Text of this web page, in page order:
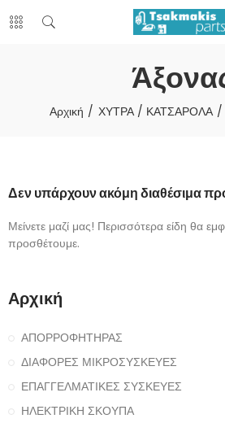
Αρχική ΧΥΤΡΑ / ΚΑΤΣΑΡΟΛΑ
Δεν υπάρχουν ακόμη διαθέσιμα
Μείνετε μαζί μας! Περισσότερα είδη θα
προσθέτουμε.
Αρχική
ΑΠΟΡΡΟΦΗΤΗΡΑΣ
ΔΙΑΦΟΡΕΣ ΜΙΚΡΟΣΥΣΚΕΥΕΣ
ΕΠΑΓΓΕΛΜΑΤΙΚΕΣ ΣΥΣΚΕΥΕΣ
ΗΛΕΚΤΡΙΚΗ ΣΚΟΥΠΑ